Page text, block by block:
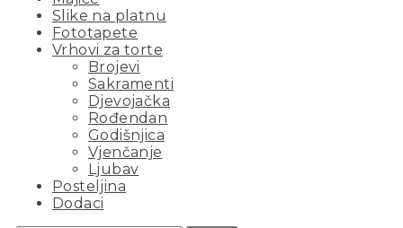
Slike na platnu
Fototapete
Vrhovi za torte
Brojevi
Sakramenti
Djevojačka
Rođendan
Godišnjica
Vjenčanje
Ljubav
Posteljina
Dodaci